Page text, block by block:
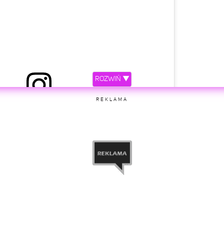
Perrie Edwards 🖤 (@perrieedwards)
ROZWIŃ ▼
REKLAMA